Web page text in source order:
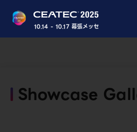
10.14 - 10.17 幕張メッセ
Showcase